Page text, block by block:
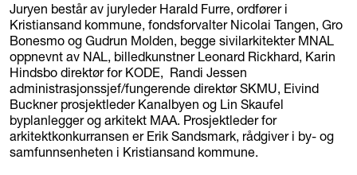
Juryen består av juryleder Harald Furre, ordfører i
Kristiansand kommune, fondsforvalter Nicolai Tangen, Gro
Bonesmo og Gudrun Molden, begge sivilarkitekter MNAL
oppnevnt av NAL, billedkunstner Leonard Rickhard, Karin
Hindsbo direktør for KODE, Randi Jessen
administrasjonssjef/fungerende direktør SKMU, Eivind
Buckner prosjektleder Kanalbyen og Lin Skaufel
byplanlegger og arkitekt MAA. Prosjektleder for
arkitektkonkurransen er Erik Sandsmark, rådgiver i by- og
samfunnsenheten i Kristiansand kommune.